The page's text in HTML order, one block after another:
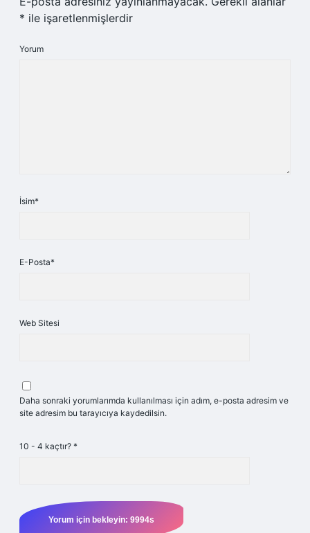
* ile işaretlenmişlerdir
Yorum
İsim*
E-Posta*
Web Sitesi
Daha sonraki yorumlarımda kullanılması için adım, e-posta adresim ve
site adresim bu tarayıcıya kaydedilsin.
10 - 4 kaçtır? *